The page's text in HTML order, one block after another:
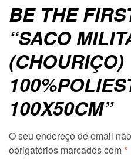
BE THE
“SACO
(CHOURIÇO)
100X50CM”
O seu endereço de email
obrigatórios marcados com*